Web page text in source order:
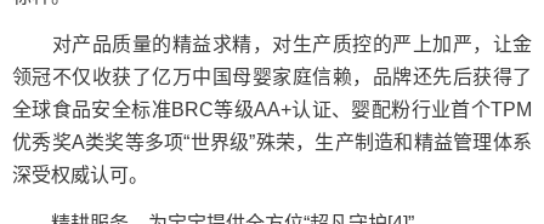
对产品质量的精益求精，对生产质控的严上加严，让金
领冠不仅收获了亿万中国母婴家庭信赖，品牌还先后获得了
全球食品安全标准BRC等级AA+认证、婴配粉行业首个TPM
优秀奖A类奖等多项“世界级”殊荣，生产制造和精益管理体系
深受权威认可。